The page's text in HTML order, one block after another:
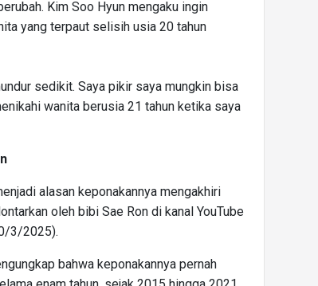
Kim Soo Hyun mengaku ingin
yang terpaut selisih usia 20 tahun
sedikit. Saya pikir saya mungkin bisa
wanita berusia 21 tahun ketika saya
alasan keponakannya mengakhiri
oleh bibi Sae Ron di kanal YouTube
3/2025).
bahwa keponakannya pernah